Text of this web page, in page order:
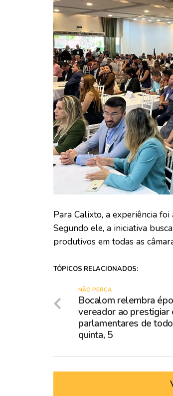
Para Calixto, a experiência foi
Segundo ele, a iniciativa
produtivos em todas as
TÓPICOS RELACIONADOS:
NÃO PERCA
Bocalom relembra
vereador ao prestigiar
parlamentares de
quinta, 5